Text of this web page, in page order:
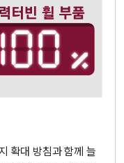
확대 방침과 함께 늘